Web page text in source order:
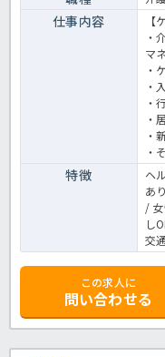
仕事内容
【
・
マ
・
・
・
・
・
・
特徴
ヘ
あ
/
し
交
この求人に
問い合わせる